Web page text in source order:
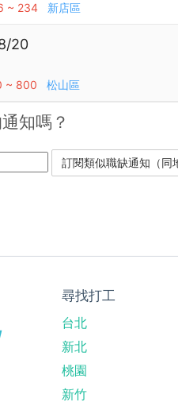
~ 234 新店區
20
~ 800 松山區
知嗎？
尋找打工
台北
新北
桃園
新竹